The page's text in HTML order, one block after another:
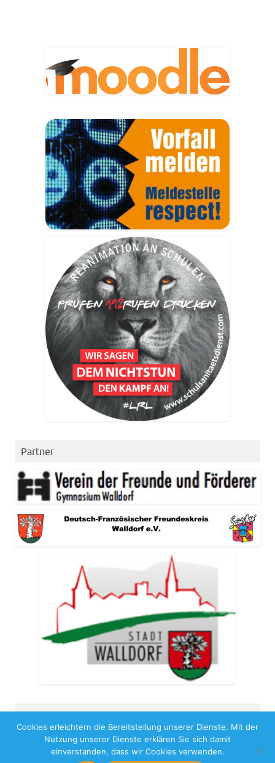
Partner
Copyright 2026
Impressum
Benutzungshinweise Datenschutz
Cookies erleichtern die Bereitstellung unserer Dienste. Mit der
Nutzung unserer Dienste erklären Sie sich damit
einverstanden, dass wir Cookies verwenden.